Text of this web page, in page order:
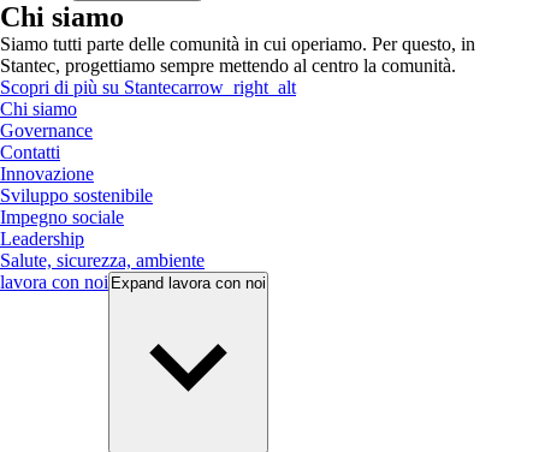
Chi siamo
Siamo tutti parte delle comunità in cui operiamo. Per questo, in
Stantec, progettiamo sempre mettendo al centro la comunità.
Scopri di più su Stantecarrow_right_alt
Chi siamo
Governance
Contatti
Innovazione
Sviluppo sostenibile
Impegno sociale
Leadership
Salute, sicurezza, ambiente
lavora con noi Expand lavora con noi